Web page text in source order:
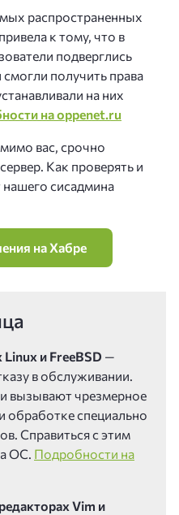
распространенных
к тому, что в
подверглись
получить права
на них
на oppenet.ru
вас, срочно
Как проверять и
нашего сисадмина
на Хабре
Linux и FreeBSD —
в обслуживании.
вызывают чрезмерное
обработке специально
Справиться с этим
ОС. Подробности на
Vim и